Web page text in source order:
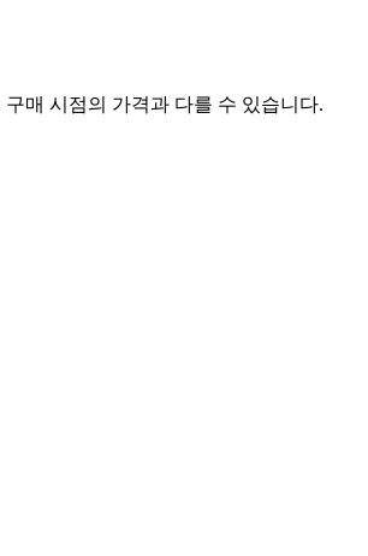
매 시점의 가격과 다를 수 있습니다.